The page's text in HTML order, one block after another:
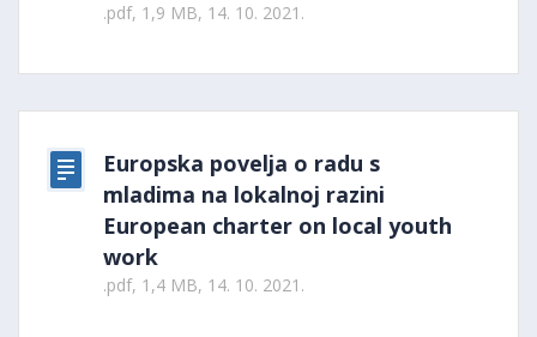
.pdf, 1,9 MB, 14. 10. 2021.
Europska povelja o radu s
mladima na lokalnoj razini
European charter on local youth
work
.pdf, 1,4 MB, 14. 10. 2021.